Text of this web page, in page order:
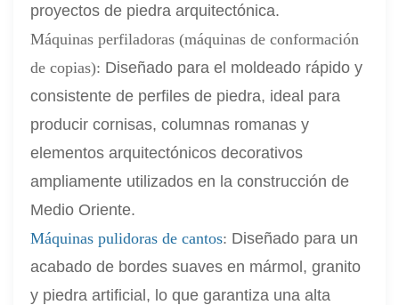
proyectos de piedra arquitectónica.
Máquinas perfiladoras (máquinas de conformación
de copias): Diseñado para el moldeado rápido y
consistente de perfiles de piedra, ideal para
producir cornisas, columnas romanas y
elementos arquitectónicos decorativos
ampliamente utilizados en la construcción de
Medio Oriente.
Máquinas pulidoras de cantos: Diseñado para un
acabado de bordes suaves en mármol, granito
y piedra artificial, lo que garantiza una alta